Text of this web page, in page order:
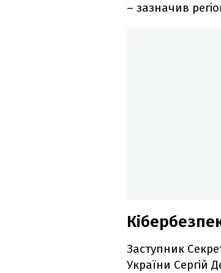
– зазначив
Заступник
України Сергій